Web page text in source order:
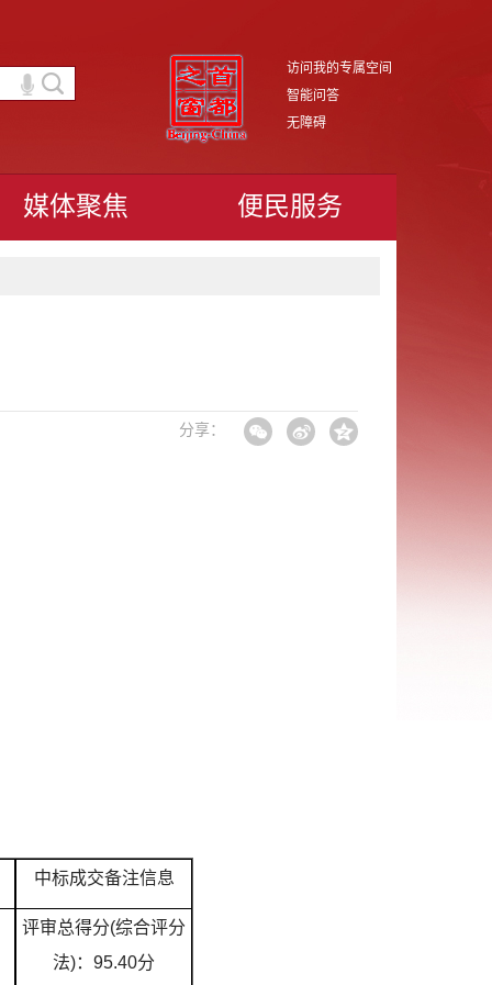
访问我的专属空间
智能问答
无障碍
媒体聚焦 便民服务
分享：
中标成交备注信息
评审总得分(综合评分
法)：95.40分